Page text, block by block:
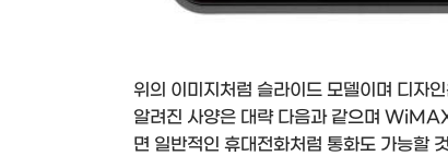
위의 이미지처럼 슬라이드 모델이며 디자
알려진 사양은 대략 다음과 같으며
면 일반적인 휴대전화처럼 통화도 가능할